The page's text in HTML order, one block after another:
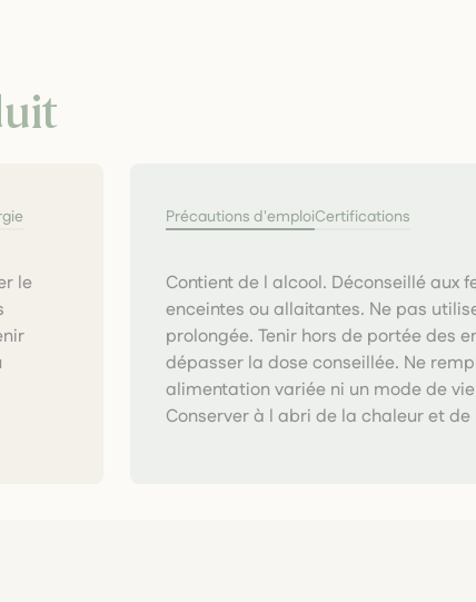
Précautions d'emploiCertifications
Contient de l alcool. Déconseillé aux
enceintes ou allaitantes. Ne pas
prolongée. Tenir hors de portée des
dépasser la dose conseillée. Ne
alimentation variée ni un mode de
Conserver à l abri de la chaleur et